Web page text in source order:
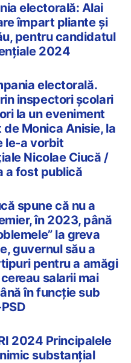
electorală: Alai
împart pliante și
pentru candidatul
2024
electorală.
inspectori școlari
la un eveniment
Monica Anisie, la
le-a vorbit
Nicolae Ciucă /
a fost publică
spune că nu a
în 2023, până
la greva
guvernul său a
pentru a amăgi
salarii mai
în funcție sub
2024 Principalele
substanțial